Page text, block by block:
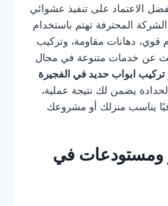
يفضل الاعتماد على تنفيذ عشوائي
المحترفة تهتم باستخدام
قوي، دهانات مقاومة، وتركيب
عن خدمات متنوعة في مجال
تركيب ابواب حديد في الفجيرة
يضمن لك نتيجة عملية،
يناسب منزلك أو مشروعك
ومستودعات في